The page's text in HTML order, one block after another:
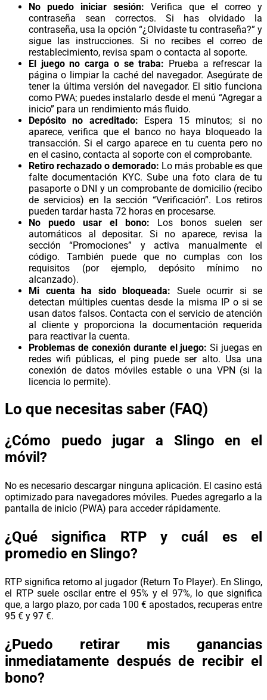
No puedo iniciar sesión: Verifica que el correo y
contraseña sean correctos. Si has olvidado la
contraseña, usa la opción “¿Olvidaste tu contraseña?” y
sigue las instrucciones. Si no recibes el correo de
restablecimiento, revisa spam o contacta al soporte.
El juego no carga o se traba: Prueba a refrescar la
página o limpiar la caché del navegador. Asegúrate de
tener la última versión del navegador. El sitio funciona
como PWA; puedes instalarlo desde el menú “Agregar a
inicio” para un rendimiento más fluido.
Depósito no acreditado: Espera 15 minutos; si no
aparece, verifica que el banco no haya bloqueado la
transacción. Si el cargo aparece en tu cuenta pero no
en el casino, contacta al soporte con el comprobante.
Retiro rechazado o demorado: Lo más probable es que
falte documentación KYC. Sube una foto clara de tu
pasaporte o DNI y un comprobante de domicilio (recibo
de servicios) en la sección “Verificación”. Los retiros
pueden tardar hasta 72 horas en procesarse.
No puedo usar el bono: Los bonos suelen ser
automáticos al depositar. Si no aparece, revisa la
sección “Promociones” y activa manualmente el
código. También puede que no cumplas con los
requisitos (por ejemplo, depósito mínimo no
alcanzado).
Mi cuenta ha sido bloqueada: Suele ocurrir si se
detectan múltiples cuentas desde la misma IP o si se
usan datos falsos. Contacta con el servicio de atención
al cliente y proporciona la documentación requerida
para reactivar la cuenta.
Problemas de conexión durante el juego: Si juegas en
redes wifi públicas, el ping puede ser alto. Usa una
conexión de datos móviles estable o una VPN (si la
licencia lo permite).
Lo que necesitas saber (FAQ)
¿Cómo puedo jugar a Slingo en el
móvil?
No es necesario descargar ninguna aplicación. El casino está
optimizado para navegadores móviles. Puedes agregarlo a la
pantalla de inicio (PWA) para acceder rápidamente.
¿Qué significa RTP y cuál es el
promedio en Slingo?
RTP significa retorno al jugador (Return To Player). En Slingo,
el RTP suele oscilar entre el 95% y el 97%, lo que significa
que, a largo plazo, por cada 100 € apostados, recuperas entre
95 € y 97 €.
¿Puedo retirar mis ganancias
inmediatamente después de recibir el
bono?